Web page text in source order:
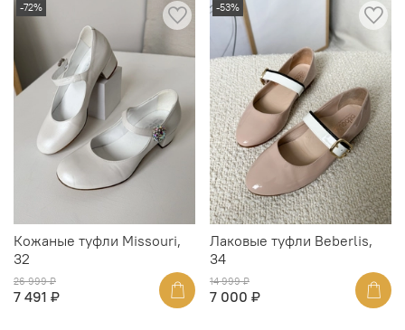
-72%
Кожаные туфли Missouri,
32
26 999 ₽
7 491 ₽
-53%
Лаковые туфли Beberlis,
34
14 999 ₽
7 000 ₽